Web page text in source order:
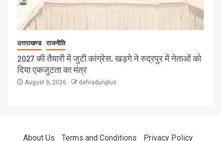
उत्तराखण्ड राजनीति
2027 की तैयारी में जुटी कांग्रेस, खड़गे ने रुद्रपुर में नेताओं को
दिया एकजुटता का मंत्र
August 9, 2026 dehradunplus
About Us Terms and Conditions Privacy Policy